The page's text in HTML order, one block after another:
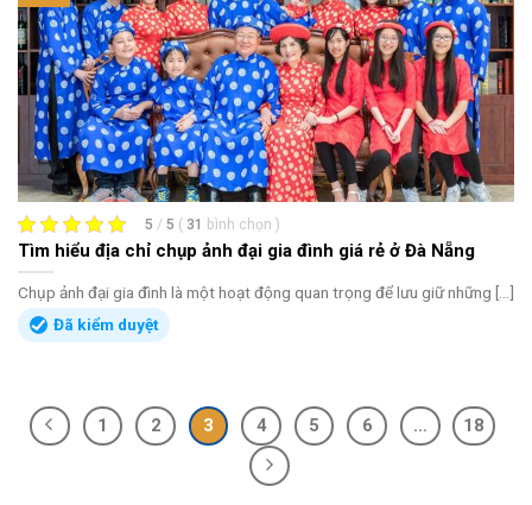
5 / 5 ( 31 bình chọn )
Tìm hiểu địa chỉ chụp ảnh đại gia đình giá rẻ ở Đà Nẵng
Chụp ảnh đại gia đình là một hoạt động quan trọng để lưu giữ những [...]
Đã kiểm duyệt
1 2 3 4 5 6 … 18